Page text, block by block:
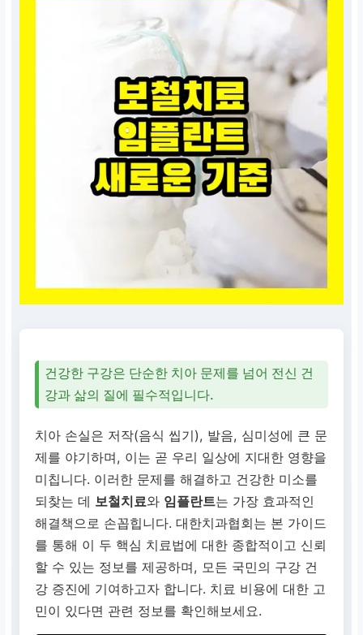
에 대한 꿀팁을 담았어요!
사후 관리
성공적인 치료 후 오래 유지
하는 관리법까지 놓치지 마세
요!
건강한 구강은 단순한 치아 문제를 넘어 전신 건
강과 삶의 질에 필수적입니다.
치아 손실은 저작(음식 씹기), 발음, 심미성에 큰 문
제를 야기하며, 이는 곧 우리 일상에 지대한 영향을
미칩니다. 이러한 문제를 해결하고 건강한 미소를
되찾는 데 보철치료와 임플란트는 가장 효과적인
해결책으로 손꼽힙니다. 대한치과협회는 본 가이드
를 통해 이 두 핵심 치료법에 대한 종합적이고 신뢰
할 수 있는 정보를 제공하며, 모든 국민의 구강 건
강 증진에 기여하고자 합니다. 치료 비용에 대한 고
민이 있다면 관련 정보를 확인해보세요.